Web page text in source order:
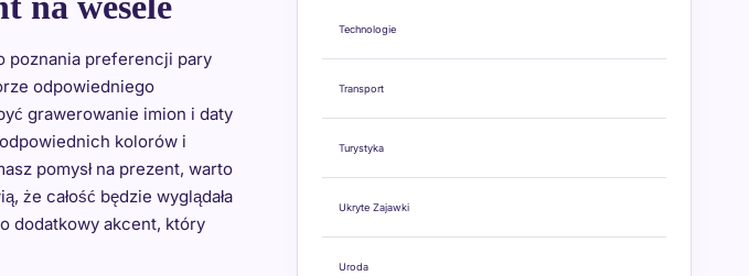
poznania preferencji pary
odpowiedniego
grawerowanie imion i daty
kolorów i
pomysł na prezent, warto
że całość będzie wyglądała
dodatkowy akcent, który
Technologie
Transport
Turystyka
Ukryte Zajawki
Uroda